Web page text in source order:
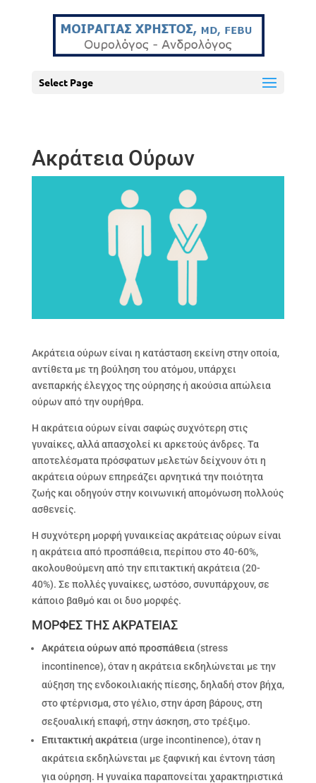
Select Page
Ακράτεια Ούρων
Ακράτεια ούρων είναι η κατάσταση εκείνη στην οποία,
αντίθετα με τη βούληση του ατόμου, υπάρχει
ανεπαρκής έλεγχος της ούρησης ή ακούσια απώλεια
ούρων από την ουρήθρα.
Η ακράτεια ούρων είναι σαφώς συχνότερη στις
γυναίκες, αλλά απασχολεί κι αρκετούς άνδρες. Τα
αποτελέσματα πρόσφατων μελετών δείχνουν ότι η
ακράτεια ούρων επηρεάζει αρνητικά την ποιότητα
ζωής και οδηγούν στην κοινωνική απομόνωση πολλούς
ασθενείς.
Η συχνότερη μορφή γυναικείας ακράτειας ούρων είναι
η ακράτεια από προσπάθεια, περίπου στο 40-60%,
ακολουθούμενη από την επιτακτική ακράτεια (20-
40%). Σε πολλές γυναίκες, ωστόσο, συνυπάρχουν, σε
κάποιο βαθμό και οι δυο μορφές.
ΜΟΡΦΕΣ ΤΗΣ ΑΚΡΑΤΕΙΑΣ
Ακράτεια ούρων από προσπάθεια(stress
incontinence), όταν η ακράτεια εκδηλώνεται με την
αύξηση της ενδοκοιλιακής πίεσης, δηλαδή στον βήχα,
στο φτέρνισμα, στο γέλιο, στην άρση βάρους, στη
σεξουαλική επαφή, στην άσκηση, στο τρέξιμο.
Επιτακτική ακράτεια(urge incontinence), όταν η
ακράτεια εκδηλώνεται με ξαφνική και έντονη τάση
για ούρηση. Η γυναίκα παραπονείται χαρακτηριστικά